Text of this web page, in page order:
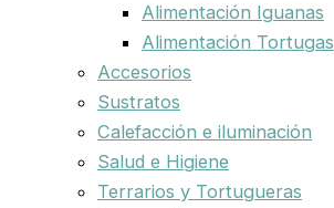
Alimentación Iguanas
Alimentación Tortugas
Accesorios
Sustratos
Calefacción e iluminación
Salud e Higiene
Terrarios y Tortugueras